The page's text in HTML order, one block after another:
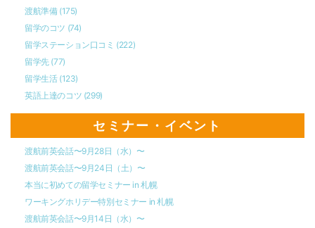
渡航準備 (175)
留学のコツ (74)
留学ステーション口コミ (222)
留学先 (77)
留学生活 (123)
英語上達のコツ (299)
セミナー・イベント
渡航前英会話〜9月28日（水）〜
渡航前英会話〜9月24日（土）〜
本当に初めての留学セミナー in 札幌
ワーキングホリデー特別セミナー in 札幌
渡航前英会話〜9月14日（水）〜